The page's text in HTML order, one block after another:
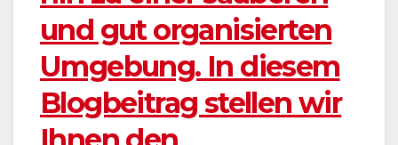
und gut organisierten
Umgebung. In diesem
Blogbeitrag stellen wir